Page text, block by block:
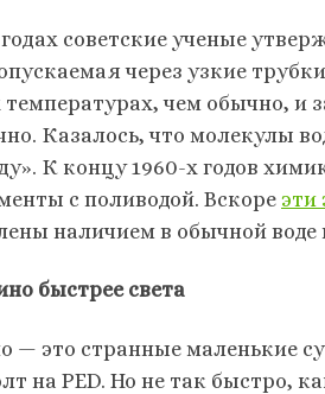
советские ученые
через узкие
чем обычно, и
Казалось, что молекулы
К концу 1960-х годов
с поливодой. Вскоре эти
наличием в обычной воде
быстрее света
— это странные маленькие
на PED. Но не так быстро,